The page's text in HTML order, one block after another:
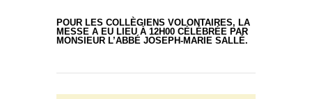
POUR LES COLLÈGIENS VOLONTAIRES, LA
MESSE A EU LIEU À 12H00 CÉLÉBRÉE PAR
MONSIEUR L’ABBÉ JOSEPH-MARIE SALLÉ.